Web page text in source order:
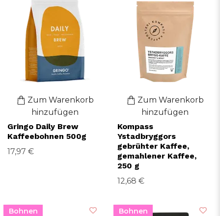
Zum Warenkorb
hinzufügen
Gringo Daily Brew
Kaffeebohnen 500g
17,97 €
Zum Warenkorb
hinzufügen
Kompass
Ystadbryggors
gebrühter Kaffee,
gemahlener Kaffee,
250 g
12,68 €
Bohnen Bohnen